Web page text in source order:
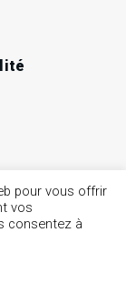
Nice •
pour vous offrir
vos
consentez à